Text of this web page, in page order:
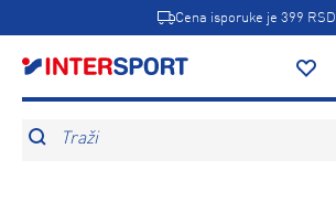
Cena isporuke je 399 RSD
Traži